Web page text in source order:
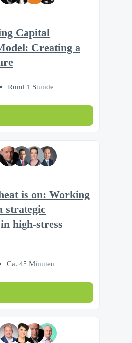
Capital
Creating a
Rund 1 Stunde
is on: Working
strategic
high-stress
Ca. 45 Minuten